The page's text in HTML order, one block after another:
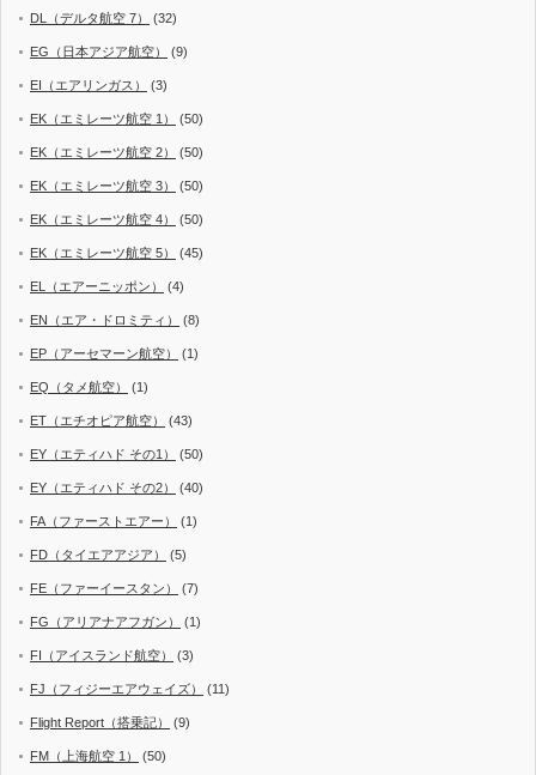
DL（デルタ航空 7） (32)
EG（日本アジア航空） (9)
EI（エアリンガス） (3)
EK（エミレーツ航空 1） (50)
EK（エミレーツ航空 2） (50)
EK（エミレーツ航空 3） (50)
EK（エミレーツ航空 4） (50)
EK（エミレーツ航空 5） (45)
EL（エアーニッポン） (4)
EN（エア・ドロミティ） (8)
EP（アーセマーン航空） (1)
EQ（タメ航空） (1)
ET（エチオピア航空） (43)
EY（エティハド その1） (50)
EY（エティハド その2） (40)
FA（ファーストエアー） (1)
FD（タイエアアジア） (5)
FE（ファーイースタン） (7)
FG（アリアナアフガン） (1)
FI（アイスランド航空） (3)
FJ（フィジーエアウェイズ） (11)
Flight Report（搭乗記） (9)
FM（上海航空 1） (50)